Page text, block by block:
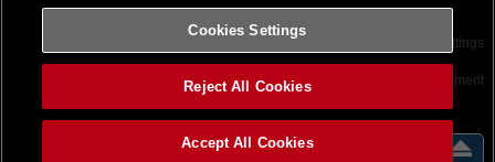
Terms of Use Cookies Settings
©2026 Konami Digital Entertainment
Cookies Settings
Reject All Cookies
Accept All Cookies